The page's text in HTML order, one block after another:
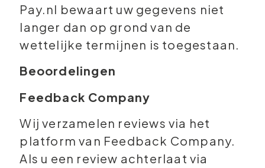
Pay.nl bewaart uw gegevens niet
langer dan op grond van de
wettelijke termijnen is toegestaan.
Beoordelingen
Feedback Company
Wij verzamelen reviews via het
platform van Feedback Company.
Als u een review achterlaat via